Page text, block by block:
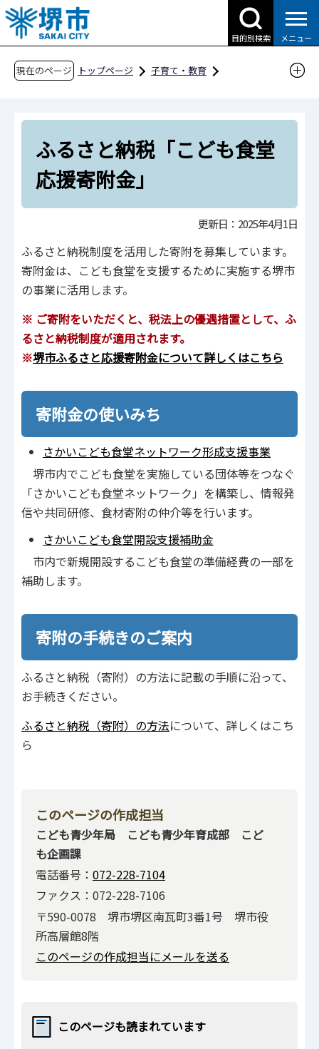
こ
の
ペ
目的別検索 メニュー
現在のページ トップページ
子育て・教育
交流したい
こども食堂について
ふるさと納税「こども食堂応援寄附金」
ふるさと納税「こども食堂
応援寄附金」
更新日：2025年4月1日
ふるさと納税制度を活用した寄附を募集しています。
寄附金は、こども食堂を支援するために実施する堺市
の事業に活用します。
※ ご寄附をいただくと、税法上の優遇措置として、ふ
るさと納税制度が適用されます。
※堺市ふるさと応援寄附金について詳しくはこちら
寄附金の使いみち
さかいこども食堂ネットワーク形成支援事業
堺市内でこども食堂を実施している団体等をつなぐ
「さかいこども食堂ネットワーク」を構築し、情報発
信や共同研修、食材寄附の仲介等を行います。
さかいこども食堂開設支援補助金
市内で新規開設するこども食堂の準備経費の一部を
補助します。
寄附の手続きのご案内
ふるさと納税（寄附）の方法に記載の手順に沿って、
お手続きください。
ふるさと納税（寄附）の方法について、詳しくはこち
ら
このページの作成担当
こども青少年局 こども青少年育成部 こど
も企画課
電話番号： 072-228-7104
ファクス：072-228-7106
〒590-0078 堺市堺区南瓦町3番1号 堺市役
所高層館8階
このページの作成担当にメールを送る
このページも読まれています